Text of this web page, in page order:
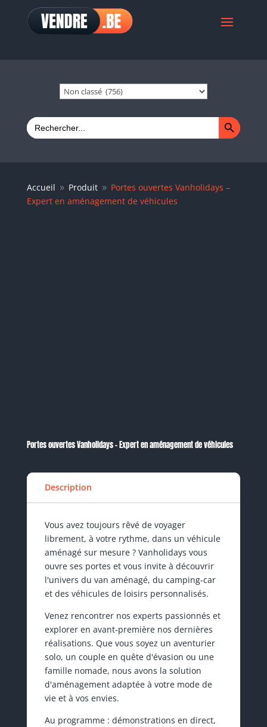
Search
for:
Search Button
Accueil 9 Produit 9 Portes ouvertes Vanholidays –
Expert en aménagement de véhicules
Portes ouvertes Vanholidays – Expert en aménagement de véhicules
Description
Vous avez toujours rêvé de voyager
librement, à votre rythme, dans un véhicule
aménagé sur mesure ? Vanholidays vous
ouvre ses portes et vous invite à découvrir
l'univers du van aménagé, du camping-car
et des véhicules de loisirs personnalisés.
Venez rencontrer nos experts passionnés et
explorer en avant-première nos dernières
réalisations. Que vous soyez un aventurier
solo, un couple en quête d'évasion ou une
famille nomade, nous avons la solution
d'aménagement adaptée à votre mode de
vie et à vos envies.
Au programme : démonstrations en direct,